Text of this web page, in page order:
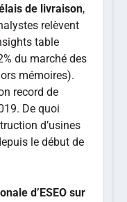
de livraison,
relèvent
table
du marché des
mémoires).
record de
De quoi
d’usines
le début de
d’ESEO sur